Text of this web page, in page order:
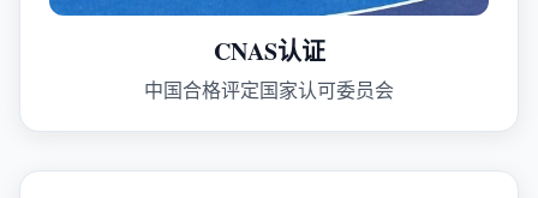
CNAS认证
中国合格评定国家认可委员会